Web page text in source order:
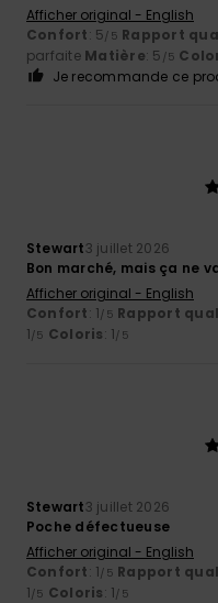
Afficher original - English
Confort: 5/5 Rapport
parfaite Matière: 5 /5
Je recommande ce
Stewart3 juillet 2026
Bon marché, mais ça ne
Afficher original - English
Confort: 1/5 Rapport
1/5 Coloris: 1/5
Stewart3 juillet 2026
Poche défectueuse
Afficher original - English
Confort: 1/5 Rapport
1/5 Coloris: 1/5